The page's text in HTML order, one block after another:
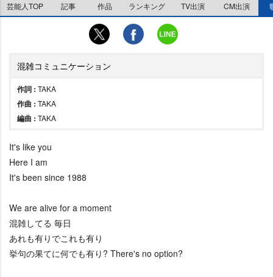
e
芸能人TOP 記事 作品 ランキング TV出演 CM出演
混雑コミュニケーション
作詞 : TAKA
作曲 : TAKA
編曲 : TAKA
It's like you
Here I am
It's been since 1988
We are alive for a moment
混雑してる 毎日
あれも有りでこれも有り
挙句の果てに何でも有り? There's no option?